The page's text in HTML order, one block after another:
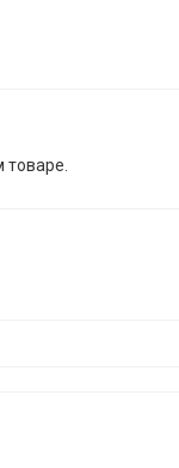
товаре.